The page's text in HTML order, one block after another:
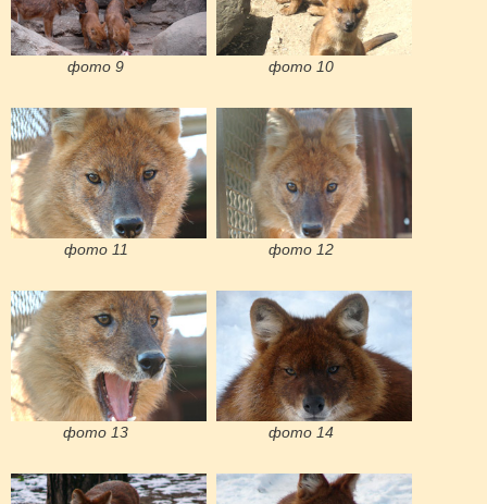
фото 9 фото 10
фото 11 фото 12
фото 13 фото 14